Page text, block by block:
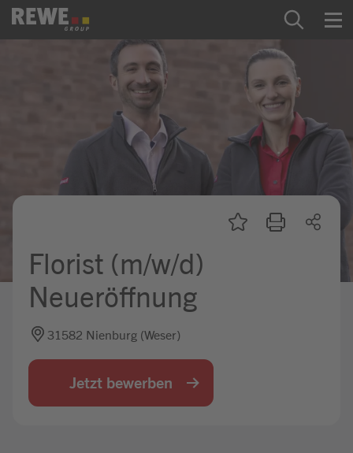
Zum Inhalt springen
Startseite
REWE Group als Arbeitgeber
Ausbildung & Studium
Praktikum & Werkstudium
Mein Kandidat:innenprofil
Florist (m/w/d)
Neueröffnung
31582 Nienburg (Weser)
Jetzt bewerben